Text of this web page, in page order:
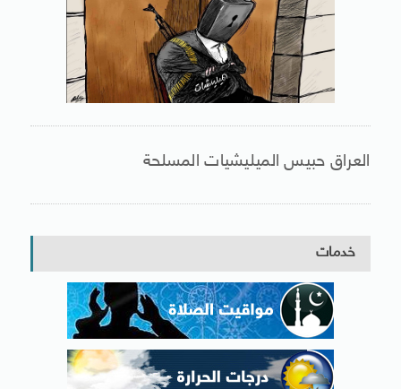
العراق حبيس الميليشيات المسلحة
خدمات